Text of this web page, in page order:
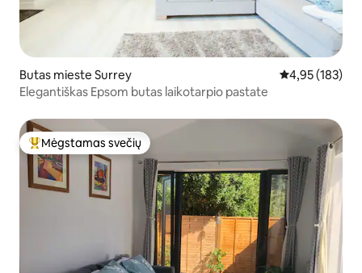
Butas mieste Surrey Vidutinis
4,95 (183)
Elegantiškas Epsom butas laikotarpio pastate
Svečių mėgstamiausias
Mėgstamas svečių